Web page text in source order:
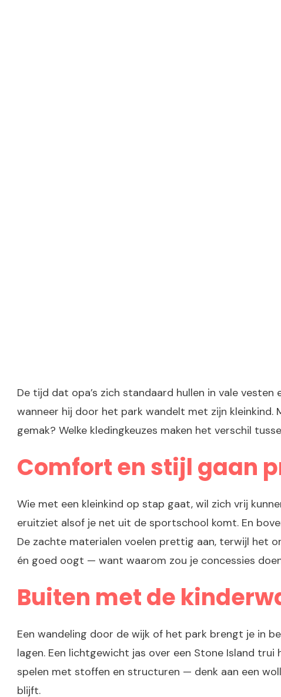
De tijd dat opa’s zich standaard hullen in vale
wanneer hij door het park wandelt met zijn
gemak? Welke kledingkeuzes maken het verschil
Comfort en stijl gaan
Wie met een kleinkind op stap gaat, wil zich vrij
eruitziet alsof je net uit de sportschool komt. En
De zachte materialen voelen prettig aan, terwijl het
én goed oogt — want waarom zou je concessies
Buiten met de
Een wandeling door de wijk of het park brengt je in
lagen. Een lichtgewicht jas over een Stone Island
spelen met stoffen en structuren — denk aan een
blijft.